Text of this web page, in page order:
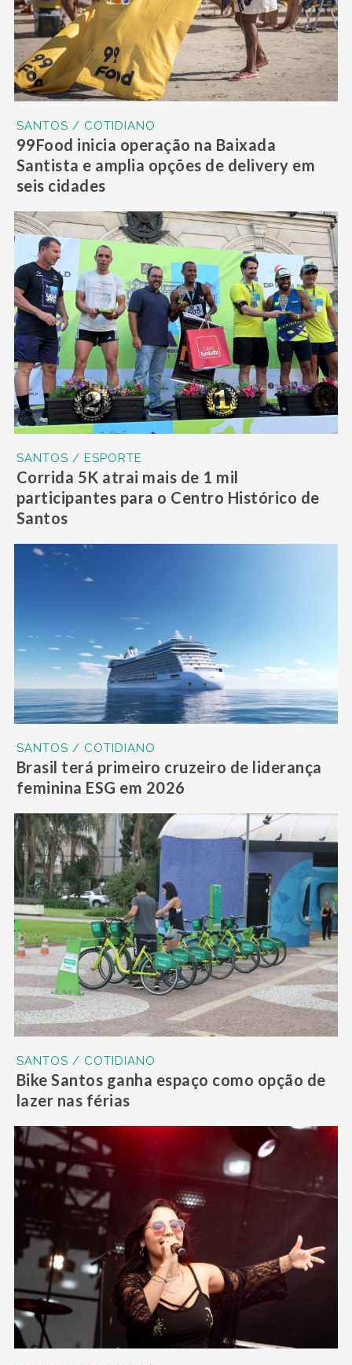
SANTOS / COTIDIANO
99Food inicia operação na Baixada
Santista e amplia opções de delivery em
seis cidades
SANTOS / ESPORTE
Corrida 5K atrai mais de 1 mil
participantes para o Centro Histórico de
Santos
SANTOS / COTIDIANO
Brasil terá primeiro cruzeiro de liderança
feminina ESG em 2026
SANTOS / COTIDIANO
Bike Santos ganha espaço como opção de
lazer nas férias